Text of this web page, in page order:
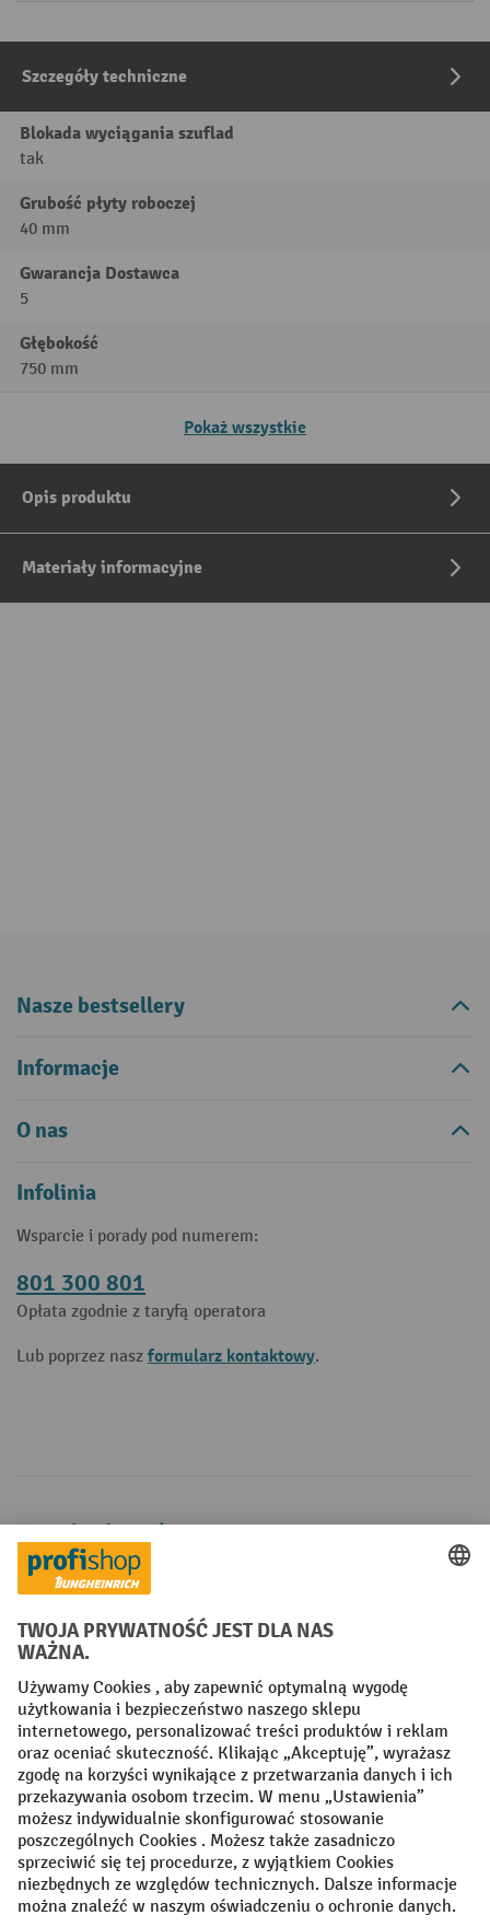
Szczegóły techniczne
Blokada wyciągania szuflad
tak
Grubość płyty roboczej
40 mm
Gwarancja Dostawca
5
Głębokość
750 mm
Pokaż wszystkie
Opis produktu
Materiały informacyjne
Nasze bestsellery
Informacje
O nas
Infolinia
Wsparcie i porady pod numerem:
801 300 801
Opłata zgodnie z taryfą operatora
Lub poprzez nasz formularz kontaktowy.
Metody płatności
Creditcard (Master)Creditcard (Visa)
Factura Przedpłata
Sieci społecznościowe
Facebook
YouTube
LinkedIn
Instagram
Regulamin Impressum PL
Oświadczenie o ochronie danych